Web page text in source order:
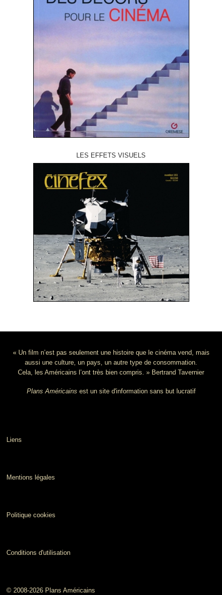
LES EFFETS VISUELS
« Un film n’est pas seulement une histoire que le cinéma vend, mais
aussi une culture, un pays, un autre type de consommation.
Cela, les Américains l’ont très bien compris. » Bertrand Tavernier
Plans Américains est un site d'information sans but lucratif
Liens
Mentions légales
Politique cookies
Conditions d'utilisation
© 2008-2026 Plans Américains